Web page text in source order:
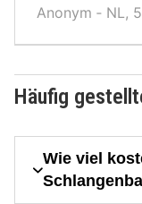
Anonym ‐ NL,
Häufig
Wie viel